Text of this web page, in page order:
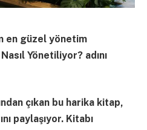
en güzel yönetim
Yönetiliyor? adını
çıkan bu harika kitap,
paylaşıyor. Kitabı